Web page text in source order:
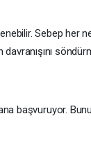
Sebep her
başvuruyor.